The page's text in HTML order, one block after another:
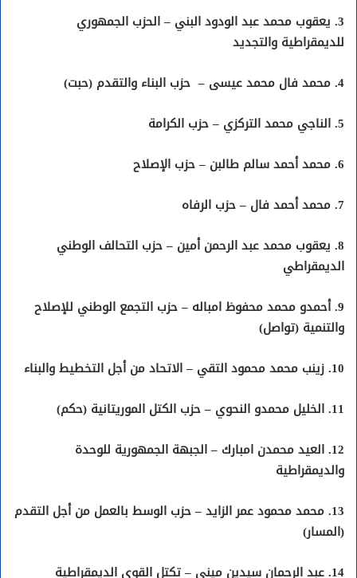
3. يعقوب محمد عبد الودود البني – الحزب الجمهوري
للديمقراطية والتجديد
4. محمد فال محمد عيسى – حزب البناء والتقدم (حبت)
5. الناجي محمد التركزي – حزب الكرامة
6. محمد أحمد سالم طالبن – حزب الإصلاح
7. محمد أحمد فال – حزب الرفاه
8. يعقوب محمد عبد الرحمن أمين – حزب التحالف الوطني
الديمقراطي
9. أحمدو محمد محفوظ امباله – حزب التجمع الوطني للإصلاح
والتنمية (تواصل)
10. زينب محمد محمود التقي – الاتحاد من أجل التخطيط والبناء
11. الخليل محمدو النحوي – حزب الكتل الموريتانية (حكم)
12. العيد محمدن امبارك – الجبهة الجمهورية للوحدة
والديمقراطية
13. محمد محمود عمر الزايد – حزب الوسط بالعمل من أجل التقدم
(المسار)
14. عبد الرحمان سيدين ميني – تكتل القوى الديمقراطية